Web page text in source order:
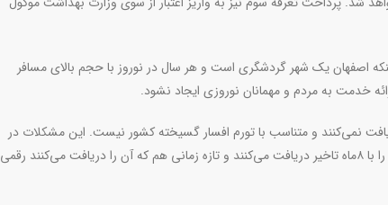
اصفهان یک شهر گردشگری است و هر سال در نوروز با حجم بالای مسافر
خدمت به مردم و مهمانان نوروزی ایجاد نشود.
نمی‌کنند و متناسب با تورم افسار گسیخته کشور نیست. این مشکلات در
واقع مشکل پرستاران کل کشور است. تعرفه‌ای که حق مسلم پرستاران است را با ۸ماه تاخیر دریافت می‌کنند و تازه زمانی هم که آن را دریافت می‌کنند رقمی